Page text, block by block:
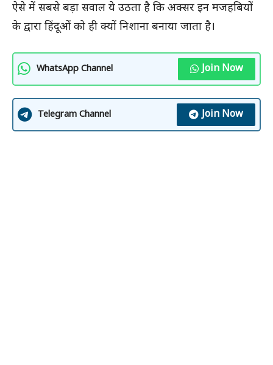
ऐसे में सबसे बड़ा सवाल ये उठता है कि अक्सर इन मजहबियों
के द्वारा हिंदूओं को ही क्यों निशाना बनाया जाता है।
WhatsApp Channel Join Now
Telegram Channel Join Now